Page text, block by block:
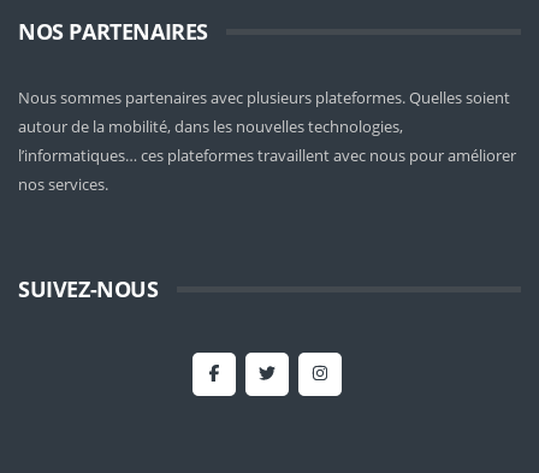
NOS PARTENAIRES
Nous sommes partenaires avec plusieurs plateformes. Quelles soient
autour de la mobilité, dans les nouvelles technologies,
l’informatiques… ces plateformes travaillent avec nous pour améliorer
nos services.
SUIVEZ-NOUS